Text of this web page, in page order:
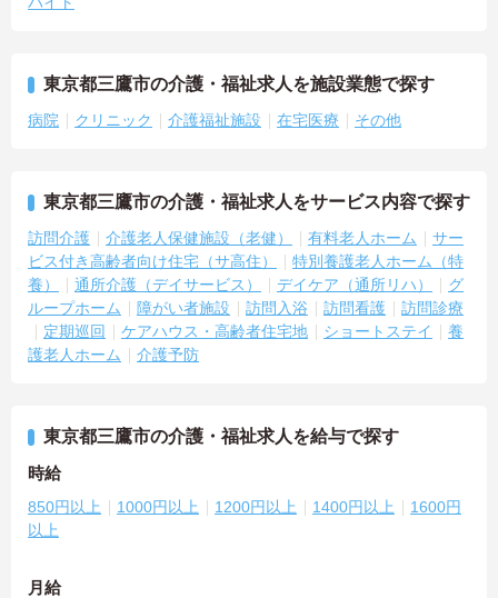
東京都三鷹市の介護・福祉求人を施設業態で探す
病院 クリニック 介護福祉施設 在宅医療 その他
東京都三鷹市の介護・福祉求人をサービス内容で探す
訪問介護 介護老人保健施設（老健） 有料老人ホーム
サー
ビス付き高齢者向け住宅（サ高住）
特別養護老人ホーム（特
養）
通所介護（デイサービス） デイケア（通所リハ）
グ
ループホーム
障がい者施設 訪問入浴 訪問看護
訪問診療
定期巡回
ケアハウス・高齢者住宅地 ショートステイ
養
護老人ホーム
介護予防
東京都三鷹市の介護・福祉求人を給与で探す
時給
850円以上 1000円以上 1200円以上 1400円以上
1600円
以上
月給